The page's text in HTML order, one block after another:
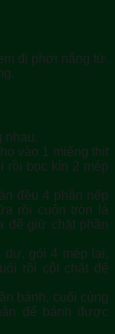
đi phơi nắng từ
nhau.
vào 1 miếng thịt
rồi bọc kín 2 mép
đều 4 phần nếp
rồi cuộn tròn lá
để giữ chặt phần
dư, gói 4 mép lại,
rồi cột chặt để
bánh, cuối cùng
để bánh được